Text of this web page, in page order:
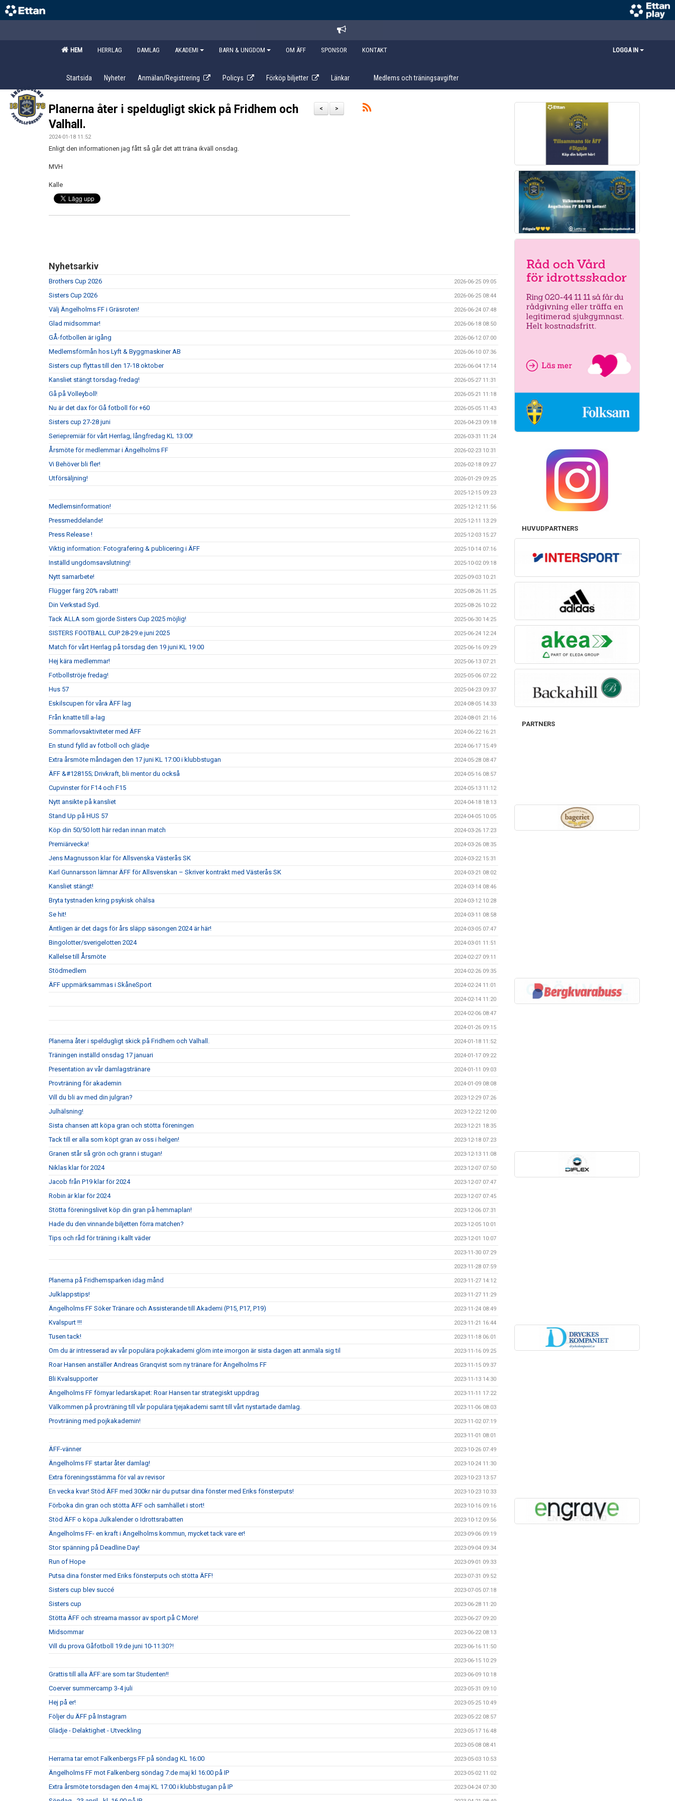
HEM HERRLAG DAMLAG AKADEMI BARN & UNGDOM OM ÄFF SPONSOR KONTAKT LOGGA IN
Startsida Nyheter Anmälan/Registrering Policys Förköp biljetter Länkar Medlems och träningsavgifter
>
<
Planerna åter i speldugligt skick på Fridhem och
Valhall.
2024-01-18 11:52
Enligt den informationen jag fått så går det att träna ikväll onsdag.
MVH
Kalle
Nyhetsarkiv
Brothers Cup 2026 2026-06-25 09:05
Sisters Cup 2026 2026-06-25 08:44
Välj Ängelholms FF i Gräsroten! 2026-06-24 07:48
Glad midsommar! 2026-06-18 08:50
GÅ-fotbollen är igång 2026-06-12 07:00
Medlemsförmån hos Lyft & Byggmaskiner AB 2026-06-10 07:36
Sisters cup flyttas till den 17-18 oktober 2026-06-04 17:14
Kansliet stängt torsdag-fredag! 2026-05-27 11:31
Gå på Volleyboll! 2026-05-21 11:18
Nu är det dax för Gå fotboll för +60 2026-05-05 11:43
Sisters cup 27-28 juni 2026-04-23 09:18
Seriepremiär för vårt Herrlag, långfredag KL 13:00! 2026-03-31 11:24
Årsmöte för medlemmar i Ängelholms FF 2026-02-23 10:31
Vi Behöver bli fler! 2026-02-18 09:27
Utförsäljning! 2026-01-29 09:25
2025-12-15 09:23
Medlemsinformation! 2025-12-12 11:56
Pressmeddelande! 2025-12-11 13:29
Press Release ! 2025-12-03 15:27
Viktig information: Fotografering & publicering i ÄFF 2025-10-14 07:16
Inställd ungdomsavslutning! 2025-10-02 09:18
Nytt samarbete! 2025-09-03 10:21
Flügger färg 20% rabatt! 2025-08-26 11:25
Din Verkstad Syd. 2025-08-26 10:22
Tack ALLA som gjorde Sisters Cup 2025 möjlig! 2025-06-30 14:25
SISTERS FOOTBALL CUP 28-29:e juni 2025 2025-06-24 12:24
Match för vårt Herrlag på torsdag den 19 juni KL 19:00 2025-06-16 09:29
Hej kära medlemmar! 2025-06-13 07:21
Fotbollströje fredag! 2025-05-06 07:22
Hus 57 2025-04-23 09:37
Eskilscupen för våra ÄFF lag 2024-08-05 14:33
Från knatte till a-lag 2024-08-01 21:16
Sommarlovsaktiviteter med ÄFF 2024-06-22 16:21
En stund fylld av fotboll och glädje 2024-06-17 15:49
Extra årsmöte måndagen den 17 juni KL 17:00 i klubbstugan 2024-05-28 08:47
ÄFF &#128155; Drivkraft, bli mentor du också 2024-05-16 08:57
Cupvinster för F14 och F15 2024-05-13 11:12
Nytt ansikte på kansliet 2024-04-18 18:13
Stand Up på HUS 57 2024-04-05 10:05
Köp din 50/50 lott här redan innan match 2024-03-26 17:23
Premiärvecka! 2024-03-26 08:35
Jens Magnusson klar för Allsvenska Västerås SK 2024-03-22 15:31
Karl Gunnarsson lämnar ÄFF för Allsvenskan – Skriver kontrakt med Västerås SK 2024-03-21 08:02
Kansliet stängt! 2024-03-14 08:46
Bryta tystnaden kring psykisk ohälsa 2024-03-12 10:28
Se hit! 2024-03-11 08:58
Äntligen är det dags för års släpp säsongen 2024 är här! 2024-03-05 07:47
Bingolotter/sverigelotten 2024 2024-03-01 11:51
Kallelse till Årsmöte 2024-02-27 09:11
Stödmedlem 2024-02-26 09:35
ÄFF uppmärksammas i SkåneSport 2024-02-24 11:01
2024-02-14 11:20
2024-02-06 08:47
2024-01-26 09:15
Planerna åter i speldugligt skick på Fridhem och Valhall. 2024-01-18 11:52
Träningen inställd onsdag 17 januari 2024-01-17 09:22
Presentation av vår damlagstränare 2024-01-11 09:03
Provträning för akademin 2024-01-09 08:08
Vill du bli av med din julgran? 2023-12-29 07:26
Julhälsning! 2023-12-22 12:00
Sista chansen att köpa gran och stötta föreningen 2023-12-21 18:35
Tack till er alla som köpt gran av oss i helgen! 2023-12-18 07:23
Granen står så grön och grann i stugan! 2023-12-13 11:08
Niklas klar för 2024 2023-12-07 07:50
Jacob från P19 klar för 2024 2023-12-07 07:47
Robin är klar för 2024 2023-12-07 07:45
Stötta föreningslivet köp din gran på hemmaplan! 2023-12-06 07:31
Hade du den vinnande biljetten förra matchen? 2023-12-05 10:01
Tips och råd för träning i kallt väder 2023-12-01 10:07
2023-11-30 07:29
2023-11-28 07:59
Planerna på Fridhemsparken idag månd 2023-11-27 14:12
Julklappstips! 2023-11-27 11:29
Ängelholms FF Söker Tränare och Assisterande till Akademi (P15, P17, P19) 2023-11-24 08:49
Kvalspurt !!! 2023-11-21 16:44
Tusen tack! 2023-11-18 06:01
Om du är intresserad av vår populära pojkakademi glöm inte imorgon är sista dagen att anmäla sig til 2023-11-16 09:25
Roar Hansen anställer Andreas Granqvist som ny tränare för Ängelholms FF 2023-11-15 09:37
Bli Kvalsupporter 2023-11-13 14:30
Ängelholms FF förnyar ledarskapet: Roar Hansen tar strategiskt uppdrag 2023-11-11 17:22
Välkommen på provträning till vår populära tjejakademi samt till vårt nystartade damlag. 2023-11-06 08:03
Provträning med pojkakademin! 2023-11-02 07:19
2023-11-01 08:01
ÄFF-vänner 2023-10-26 07:49
Ängelholms FF startar åter damlag! 2023-10-24 11:30
Extra föreningsstämma för val av revisor 2023-10-23 13:57
En vecka kvar! Stöd ÄFF med 300kr när du putsar dina fönster med Eriks fönsterputs! 2023-10-23 10:33
Förboka din gran och stötta ÄFF och samhället i stort! 2023-10-16 09:16
Stöd ÄFF o köpa Julkalender o Idrottsrabatten 2023-10-12 09:56
Ängelholms FF- en kraft i Ängelholms kommun, mycket tack vare er! 2023-09-06 09:19
Stor spänning på Deadline Day! 2023-09-04 09:34
Run of Hope 2023-09-01 09:33
Putsa dina fönster med Eriks fönsterputs och stötta ÄFF! 2023-07-31 09:52
Sisters cup blev succé 2023-07-05 07:18
Sisters cup 2023-06-28 11:20
Stötta ÄFF och streama massor av sport på C More! 2023-06-27 09:20
Midsommar 2023-06-22 08:13
Vill du prova Gåfotboll 19:de juni 10-11:30?! 2023-06-16 11:50
2023-06-15 10:29
Grattis till alla ÄFF:are som tar Studenten!! 2023-06-09 10:18
Coerver summercamp 3-4 juli 2023-05-31 09:10
Hej på er! 2023-05-25 10:49
Följer du ÄFF på Instagram 2023-05-22 08:57
Glädje - Delaktighet - Utveckling 2023-05-17 16:48
2023-05-08 08:41
Herrarna tar emot Falkenbergs FF på söndag KL 16:00 2023-05-03 10:53
Ängelholms FF mot Falkenberg söndag 7:de maj kl 16:00 på IP 2023-05-02 11:02
Extra årsmöte torsdagen den 4 maj KL 17:00 i klubbstugan på IP 2023-04-24 07:30
HUVUDPARTNERS
PARTNERS